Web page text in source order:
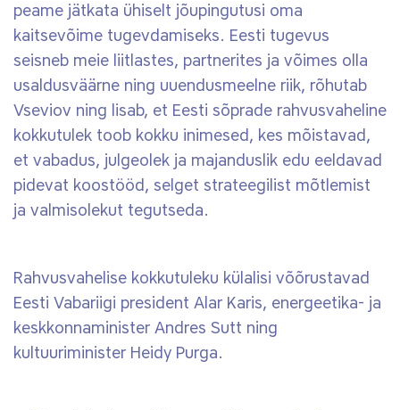
peame jätkata ühiselt jõupingutusi oma
kaitsevõime tugevdamiseks. Eesti tugevus
seisneb meie liitlastes, partnerites ja võimes olla
usaldusväärne ning uuendusmeelne riik, rõhutab
Vseviov ning lisab, et Eesti sõprade rahvusvaheline
kokkutulek toob kokku inimesed, kes mõistavad,
et vabadus, julgeolek ja majanduslik edu eeldavad
pidevat koostööd, selget strateegilist mõtlemist
ja valmisolekut tegutseda.
Rahvusvahelise kokkutuleku külalisi võõrustavad
Eesti Vabariigi president Alar Karis, energeetika- ja
keskkonnaminister Andres Sutt ning
kultuuriminister Heidy Purga.